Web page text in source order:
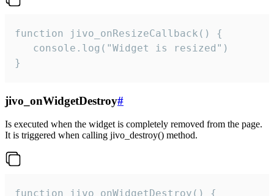
function jivo_onResizeCallback() {
   console.log("Widget is resized")
}
jivo_onWidgetDestroy#
Is executed when the widget is completely removed from the page.
It is triggered when calling jivo_destroy() method.
function jivo_onWidgetDestroy() {